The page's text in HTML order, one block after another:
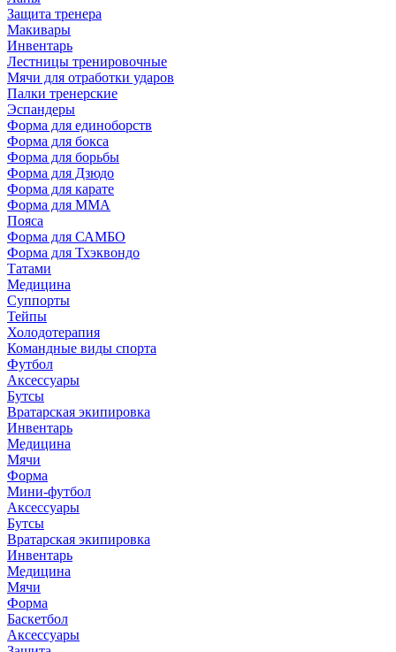
Защита тренера
Макивары
Инвентарь
Лестницы тренировочные
Мячи для отработки ударов
Палки тренерские
Эспандеры
Форма для единоборств
Форма для бокса
Форма для борьбы
Форма для Дзюдо
Форма для карате
Форма для MMA
Пояса
Форма для САМБО
Форма для Тхэквондо
Татами
Медицина
Суппорты
Тейпы
Холодотерапия
Командные виды спорта
Футбол
Аксессуары
Бутсы
Вратарская экипировка
Инвентарь
Медицина
Мячи
Форма
Мини-футбол
Аксессуары
Бутсы
Вратарская экипировка
Инвентарь
Медицина
Мячи
Форма
Баскетбол
Аксессуары